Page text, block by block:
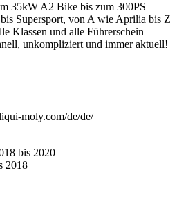
35kW A2 Bike bis zum 300PS
Supersport, von A wie Aprilia bis Z
Klassen und alle Führerschein
unkompliziert und immer aktuell!
moly.com/de/de/
bis 2020
2018